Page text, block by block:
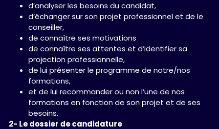
d’analyser les besoins du candidat,
d’échanger sur son projet professionnel et de le
conseiller,
de connaître ses motivations
de connaître ses attentes et d’identifier sa
projection professionnelle,
de lui présenter le programme de notre/nos
formations,
et de lui recommander ou non l’une de nos
formations en fonction de son projet et de ses
besoins.
2- Le dossier de candidature